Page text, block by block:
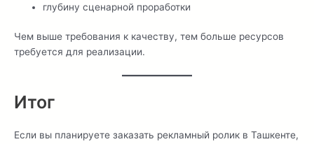
глубину сценарной проработки
Чем выше требования к качеству, тем больше ресурсов
требуется для реализации.
Итог
Если вы планируете заказать рекламный ролик в Ташкенте,